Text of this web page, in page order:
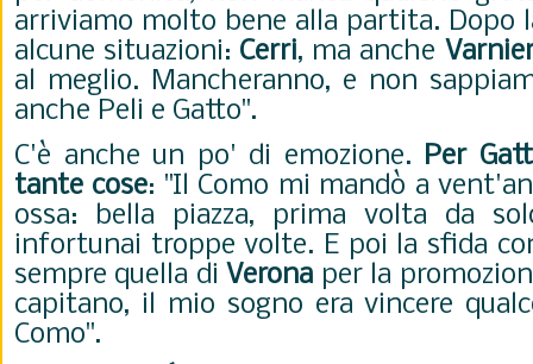
arriviamo molto bene alla partita. Dopo
alcune situazioni: Cerri, ma anche
al meglio. Mancheranno, e non
anche Peli e Gatto".
C'è anche un po' di emozione. Per
tante cose: "Il Como mi mandò a
ossa: bella piazza, prima volta da
infortunai troppe volte. E poi la sfida
sempre quella di Verona per la
capitano, il mio sogno era vincere
Como".